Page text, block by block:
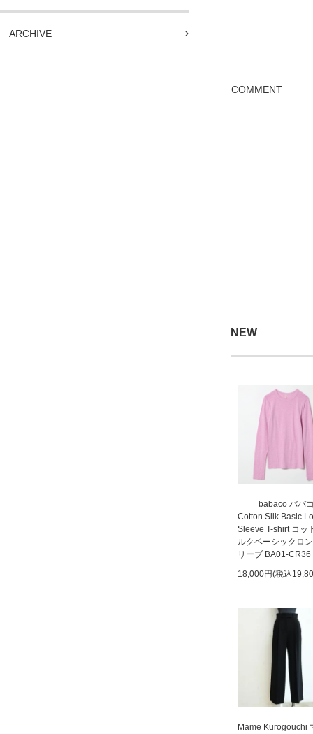
ARCHIVE
COMMENT
NEW
babaco ババ
Cotton Silk Basic
Sleeve T-shirt コッ
ルクベーシックロ
リーブ BA01-CR36
18,000円(税込
Mame Kurogouchi